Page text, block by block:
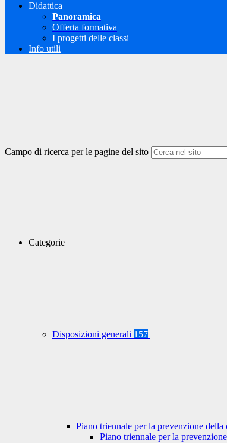
Didattica
Panoramica
Offerta formativa
I progetti delle classi
Info utili
Campo di ricerca per le pagine del sito
Categorie
Disposizioni generali 157
Piano triennale per la prevenzione della
Piano triennale per la